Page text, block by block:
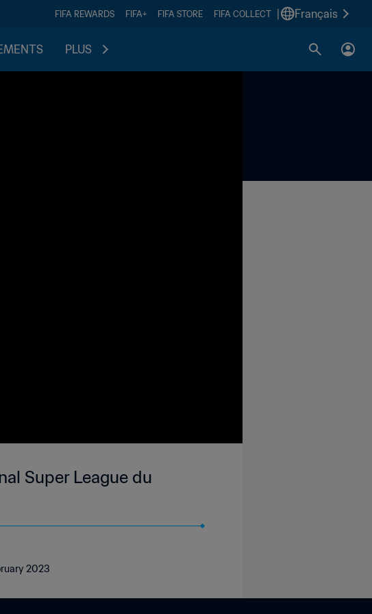
FIFA REWARDS FIFA+ FIFA STORE FIFA COLLECT Français
PLUS
Super League du
2023